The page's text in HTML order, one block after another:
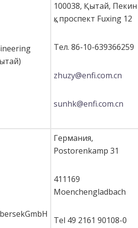
100038, Қытай, Пекин
қ., проспект Fuxing 12
Тел. 86-10-639366259
zhuzy@enfi.com.cn
sunhk@enfi.com.cn
Германия,
Postorenkamp 31
411169
Moenchengladbach
Tel 49 2161 90108-0